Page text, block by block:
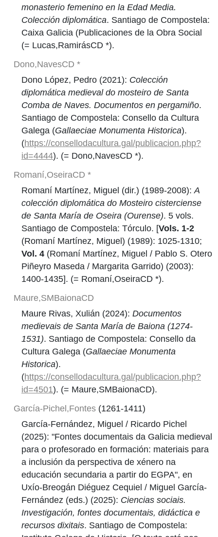
monasterio femenino en la Edad Media.
Colección diplomática. Santiago de Compostela:
Caixa Galicia (Publicaciones de la Obra Social
(= Lucas,RamirásCD *).
Dono,NavesCD *
Dono López, Pedro (2021): Colección
diplomática medieval do mosteiro de Santa
Comba de Naves. Documentos en pergamiño.
Santiago de Compostela: Consello da Cultura
Galega (Gallaeciae Monumenta Historica).
(https://consellodacultura.gal/publicacion.php?
id=4444). (= Dono,NavesCD *).
Romaní,OseiraCD *
Romaní Martínez, Miguel (dir.) (1989-2008): A
colección diplomática do Mosteiro cisterciense
de Santa María de Oseira (Ourense). 5 vols.
Santiago de Compostela: Tórculo. [Vols. 1-2
(Romaní Martínez, Miguel) (1989): 1025-1310;
Vol. 4 (Romaní Martínez, Miguel / Pablo S. Otero
Piñeyro Maseda / Margarita Garrido) (2003):
1400-1435]. (= Romaní,OseiraCD *).
Maure,SMBaionaCD
Maure Rivas, Xulián (2024): Documentos
medievais de Santa María de Baiona (1274-
1531). Santiago de Compostela: Consello da
Cultura Galega (Gallaeciae Monumenta
Historica).
(https://consellodacultura.gal/publicacion.php?
id=4501). (= Maure,SMBaionaCD).
García-Pichel,Fontes (1261-1411)
García-Fernández, Miguel / Ricardo Pichel
(2025): "Fontes documentais da Galicia medieval
para o profesorado en formación: materiais para
a inclusión da perspectiva de xénero na
educación secundaria a partir do EGPA", en
Uxío-Breogán Diéguez Cequiel / Miguel García-
Fernández (eds.) (2025): Ciencias sociais.
Investigación, fontes documentais, didáctica e
recursos dixitais. Santiago de Compostela: